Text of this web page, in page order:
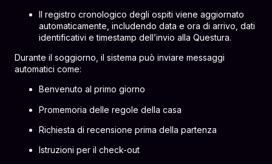
Il registro cronologico degli ospiti viene aggiornato
automaticamente, includendo data e ora di arrivo, dati
identificativi e timestamp dell’invio alla Questura.
Durante il soggiorno, il sistema può inviare messaggi
automatici come:
Benvenuto al primo giorno
Promemoria delle regole della casa
Richiesta di recensione prima della partenza
Istruzioni per il check-out